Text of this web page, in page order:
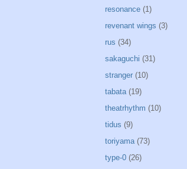
resonance (1)
revenant wings (3)
rus (34)
sakaguchi (31)
stranger (10)
tabata (19)
theatrhythm (10)
tidus (9)
toriyama (73)
type-0 (26)